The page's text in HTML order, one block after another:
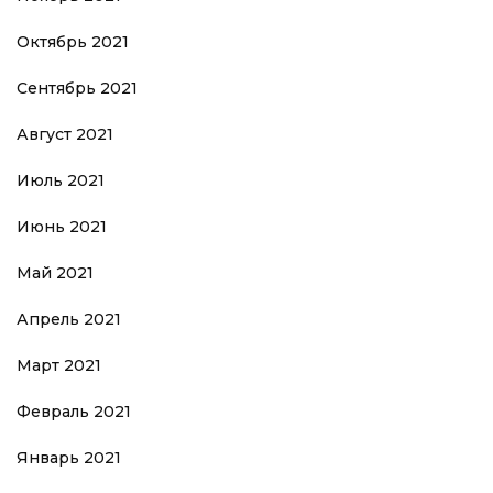
Октябрь 2021
Сентябрь 2021
Август 2021
Июль 2021
Июнь 2021
Май 2021
Апрель 2021
Март 2021
Февраль 2021
Январь 2021